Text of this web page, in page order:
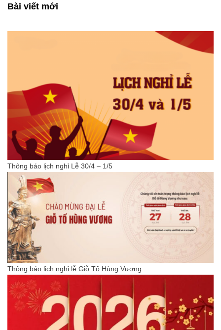
Bài viết mới
Thông báo lịch nghỉ Lễ 30/4 – 1/5
Thông báo lịch nghỉ lễ Giỗ Tổ Hùng Vương